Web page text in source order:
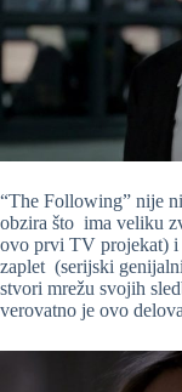
“The Following” nije
obzira što ima veliku
ovo prvi TV projekat) i
zaplet (serijski
stvori mrežu svojih
verovatno je ovo